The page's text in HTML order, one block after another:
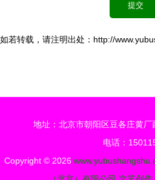
如若转载，请注明出处：http://
地址：北京市朝阳区豆各庄黄
电话：
Copyright © 2026